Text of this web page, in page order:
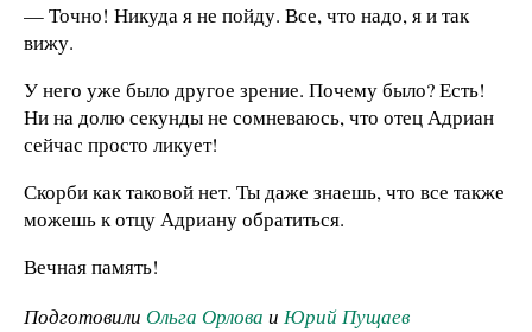
— Точно! Никуда я не пойду. Все, что надо, я и так
вижу.
У него уже было другое зрение. Почему было? Есть!
Ни на долю секунды не сомневаюсь, что отец Адриан
сейчас просто ликует!
Скорби как таковой нет. Ты даже знаешь, что все также
можешь к отцу Адриану обратиться.
Вечная память!
Подготовили Ольга Орлова и Юрий Пущаев